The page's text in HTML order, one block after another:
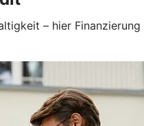
– hier Finanzierung